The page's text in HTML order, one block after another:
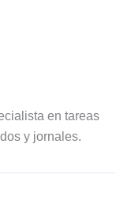
en tareas
y jornales.